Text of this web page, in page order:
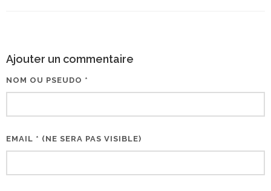
Ajouter un commentaire
NOM OU PSEUDO *
EMAIL * (NE SERA PAS VISIBLE)